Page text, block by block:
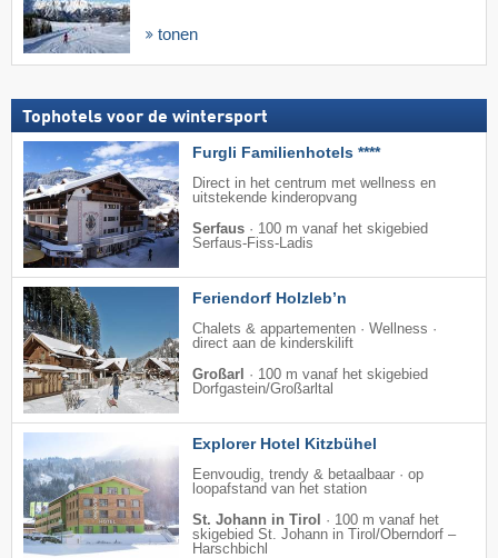
tonen
Tophotels voor de wintersport
Furgli Familienhotels ****
Direct in het centrum met wellness en
uitstekende kinderopvang
Serfaus · 100 m vanaf het skigebied
Serfaus-Fiss-Ladis
Feriendorf Holzleb’n
Chalets & appartementen · Wellness ·
direct aan de kinderskilift
Großarl
· 100 m vanaf het skigebied
Dorfgastein/​Großarltal
Explorer Hotel Kitzbühel
Eenvoudig, trendy & betaalbaar · op
loopafstand van het station
St. Johann in Tirol
· 100 m vanaf het
skigebied St. Johann in Tirol/​Oberndorf –
Harschbichl